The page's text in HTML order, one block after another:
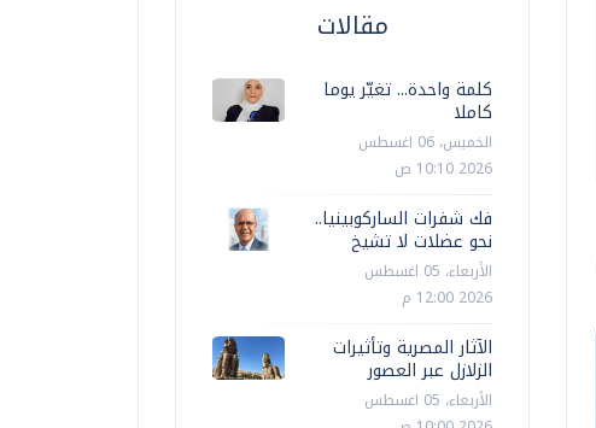
علوم وتكنولوجيا
مقالات
كلمة واحدة... تغيّر يوما
كاملا
الخميس، 06 اغسطس
2026 10:10 ص
فك شفرات الساركوبينيا..
نحو عضلات لا تشيخ
الأربعاء، 05 اغسطس
2026 12:00 م
الآثار المصرية وتأثيرات
الزلازل عبر العصور
الأربعاء، 05 اغسطس